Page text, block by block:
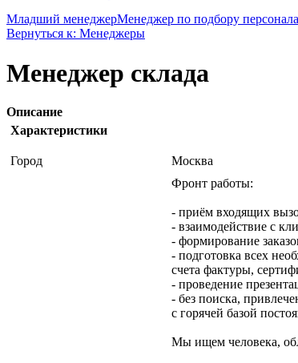
Младший менеджерМенеджер по подбору
Вернуться к: Менеджеры
Менеджер склада
Описание
Характеристики
Город Москва
Фронт работы:
- приём входящих
- взаимодействие с
- формирование
- подготовка всех
счета фактуры,
- проведение
- без поиска,
с горячей базой
Мы ищем человека,